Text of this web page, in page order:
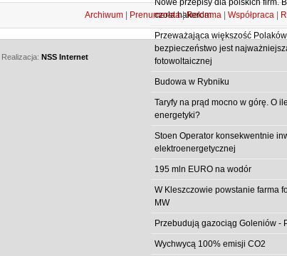
Nowe przepisy dla polskich firm.
czoła hakerom
Przeważająca większość
bezpieczeństwo jest
fotowoltaicznej
Budowa w Rybniku
Taryfy na prąd mocno w górę. O
energetyki?
Stoen Operator konsekwentnie
elektroenergetycznej
195 mln EURO na wodór
W Kleszczowie powstanie farma
MW
Przebudują gazociąg Goleniów -
Wychwycą 100% emisji CO2
Archiwum | Prenumerata|Reklama | Współpraca |
Realizacja: NSS Internet